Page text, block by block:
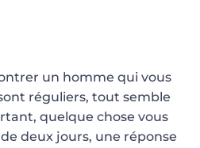
un homme qui vous
réguliers, tout semble
quelque chose vous
deux jours, une réponse